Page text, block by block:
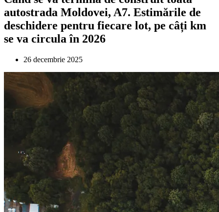
autostrada Moldovei, A7. Estimările de
deschidere pentru fiecare lot, pe câți km
se va circula în 2026
26 decembrie 2025